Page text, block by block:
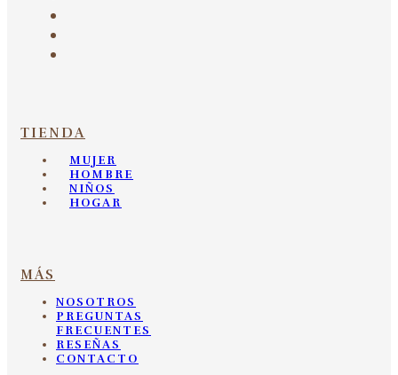
TIENDA
MUJER
HOMBRE
NIÑOS
HOGAR
MÁS
NOSOTROS
PREGUNTAS
FRECUENTES
RESEÑAS
CONTACTO